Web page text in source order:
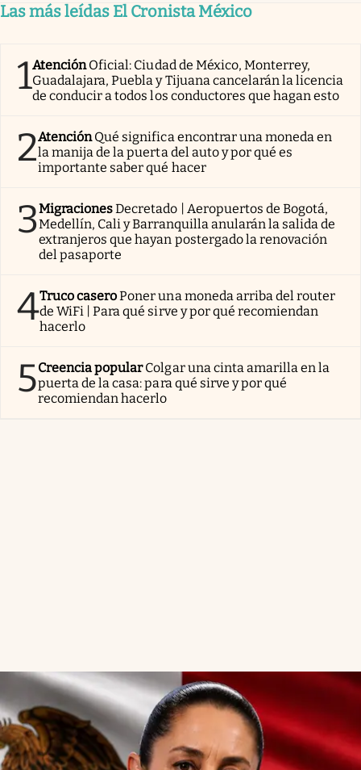
Las más leídas El Cronista México
1AtenciónOficial: Ciudad de México, Monterrey,
Guadalajara, Puebla y Tijuana cancelarán la licencia
de conducir a todos los conductores que hagan esto
2AtenciónQué significa encontrar una moneda en
la manija de la puerta del auto y por qué es
importante saber qué hacer
3MigracionesDecretado | Aeropuertos de Bogotá,
Medellín, Cali y Barranquilla anularán la salida de
extranjeros que hayan postergado la renovación
del pasaporte
4Truco caseroPoner una moneda arriba del router
de WiFi | Para qué sirve y por qué recomiendan
hacerlo
5Creencia popularColgar una cinta amarilla en la
puerta de la casa: para qué sirve y por qué
recomiendan hacerlo